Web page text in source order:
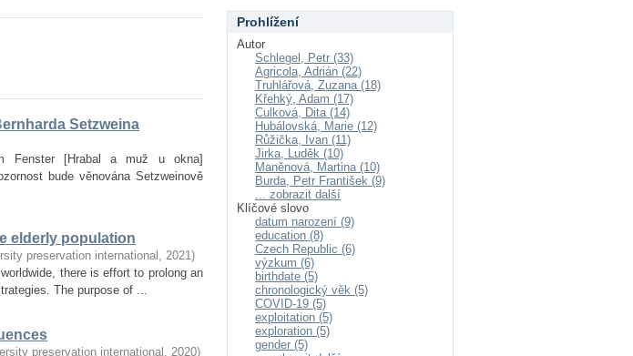
Setzweina
Fenster [Hrabal a muž u okna]
bude věnována Setzweinově
elderly population
preservation international , 2021)
there is effort to prolong an
The purpose of ...
preservation international , 2020)
Prohlížení
Autor
Schlegel, Petr (33)
Agricola, Adrián (22)
Truhlářová, Zuzana (18)
Křehký, Adam (17)
Culková, Dita (14)
Hubálovská, Marie (12)
Růžička, Ivan (11)
Jirka, Luděk (10)
Maněnová, Martina (10)
Burda, Petr František (9)
... zobrazit další
Klíčové slovo
datum narození (9)
education (8)
Czech Republic (6)
výzkum (6)
birthdate (5)
chronologický věk (5)
COVID-19 (5)
exploitation (5)
exploration (5)
gender (5)